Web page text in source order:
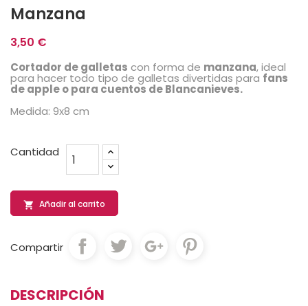
Manzana
3,50 €
Cortador de galletas con forma de manzana, ideal
para hacer todo tipo de galletas divertidas para fans
de apple o para cuentos de Blancanieves.
Medida: 9x8 cm
Cantidad
 Añadir al carrito
Compartir
DESCRIPCIÓN